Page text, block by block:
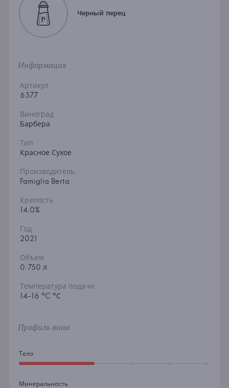
Черный перец
Информация
Артикул
6377
Виноград
Барбера
Тип
Красное Сухое
Производитель
Famiglia Berta
Крепость
14.0%
Год
2021
Объем
0.750 л
Температура подачи
14-16 °C °С
Профиль вина
Тело
Минеральность